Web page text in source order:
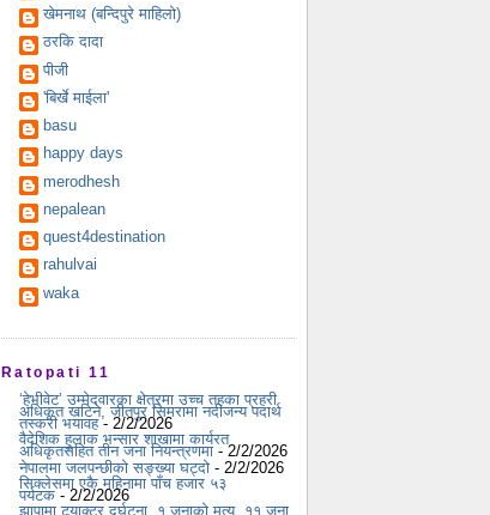
खेमनाथ (बन्दिपुरे माहिलो)
ठरकि दादा
पीजी
'बिर्खे माईला'
basu
happy days
merodhesh
nepalean
quest4destination
rahulvai
waka
Ratopati 11
‘हेभीवेट’ उम्मेदवारका क्षेत्रमा उच्च तहका प्रहरी
अधिकृत खटिने, जीतपुर सिमरामा नदीजन्य पदार्थ
तस्करी भयावह- 2/2/2026
वैदेशिक हुलाक भन्सार शाखामा कार्यरत
अधिकृतसहित तीन जना नियन्त्रणमा - 2/2/2026
नेपालमा जलपन्छीको सङ्ख्या घट्दो - 2/2/2026
सिक्लेसमा एकै महिनामा पाँच हजार ५३
पर्यटक - 2/2/2026
झापामा ट्र्याक्टर दुर्घटना, १ जनाको मृत्यु, ११ जना